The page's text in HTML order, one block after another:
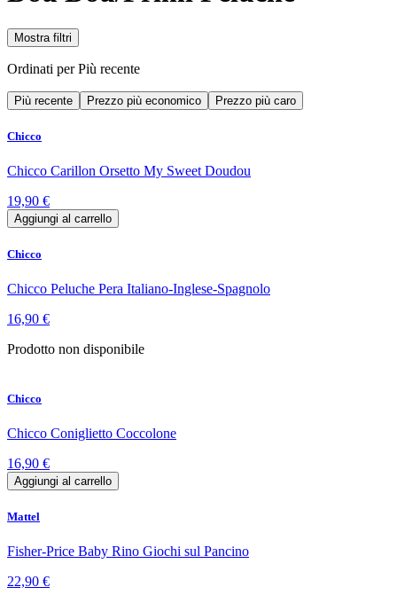
Mostra filtri
Ordinati perPiù recente
Più recente Prezzo più economico Prezzo più caro
Chicco
Chicco Carillon Orsetto My Sweet Doudou
19,90 €
Aggiungi al carrello
Chicco
Chicco Peluche Pera Italiano-Inglese-Spagnolo
16,90 €
Prodotto non disponibile
Chicco
Chicco Coniglietto Coccolone
16,90 €
Aggiungi al carrello
Mattel
Fisher-Price Baby Rino Giochi sul Pancino
22,90 €